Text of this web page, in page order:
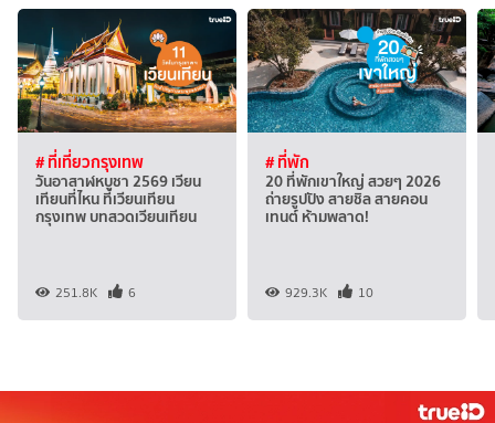
# ที่เที่ยวกรุงเทพ
วันอาสาฬหบูชา 2569 เวียน
เทียนที่ไหน ที่เวียนเทียน
กรุงเทพ บทสวดเวียนเทียน
251.8K 6
# ที่พัก
20 ที่พักเขาใหญ่ สวยๆ 2026
ถ่ายรูปปัง สายชิล สายคอน
เทนต์ ห้ามพลาด!
929.3K 10